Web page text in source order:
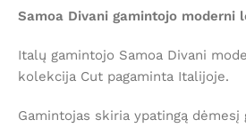
Samoa Divani gamintojo moderni
Italų gamintojo Samoa Divani
kolekcija Cut pagaminta Italijoje.
Gamintojas skiria ypatingą dėmesį